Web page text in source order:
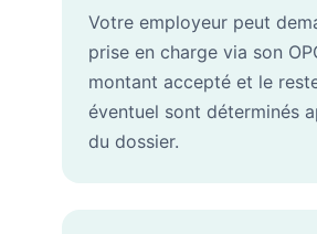
Votre employeur peut
prise en charge via son
montant accepté et le
éventuel sont déterminés
du dossier.